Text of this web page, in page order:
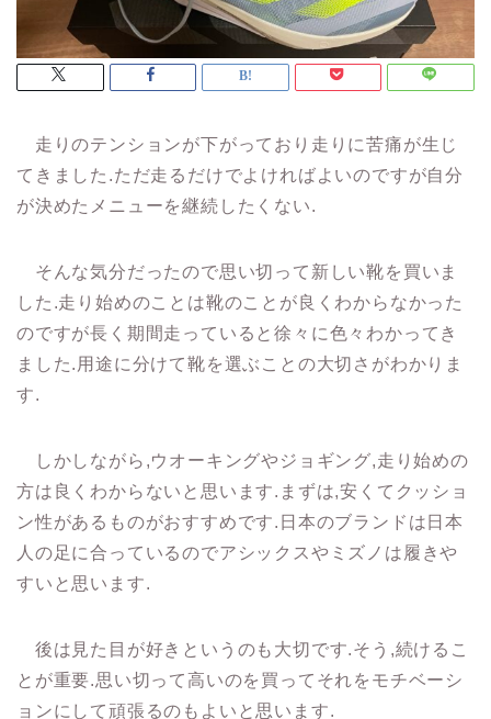
走りのテンションが下がっており走りに苦痛が生じ
てきました.ただ走るだけでよければよいのですが自分
が決めたメニューを継続したくない.
そんな気分だったので思い切って新しい靴を買いま
した.走り始めのことは靴のことが良くわからなかった
のですが長く期間走っていると徐々に色々わかってき
ました.用途に分けて靴を選ぶことの大切さがわかりま
す.
しかしながら,ウオーキングやジョギング,走り始めの
方は良くわからないと思います.まずは,安くてクッショ
ン性があるものがおすすめです.日本のブランドは日本
人の足に合っているのでアシックスやミズノは履きや
すいと思います.
後は見た目が好きというのも大切です.そう,続けるこ
とが重要.思い切って高いのを買ってそれをモチベーシ
ョンにして頑張るのもよいと思います.